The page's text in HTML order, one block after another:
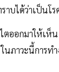
ได้ว่าเป็นโรค
ตออกมาให้เ
ภาวะนี้การท